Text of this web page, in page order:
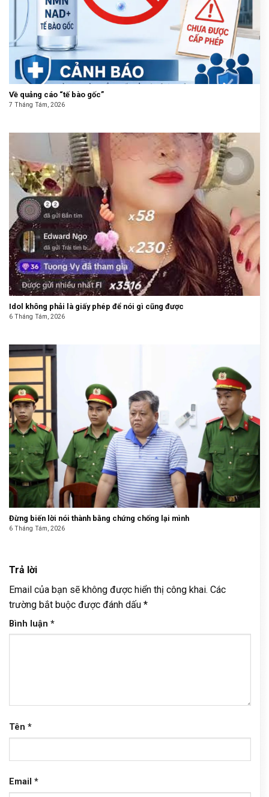
Về quảng cáo “tế bào gốc”
7 Tháng Tám, 2026
Idol không phải là giấy phép để nói gì cũng được
6 Tháng Tám, 2026
Đừng biến lời nói thành bằng chứng chống lại mình
6 Tháng Tám, 2026
Trả lời
Email của bạn sẽ không được hiển thị công khai. Các
trường bắt buộc được đánh dấu *
Bình luận *
Tên *
Email *